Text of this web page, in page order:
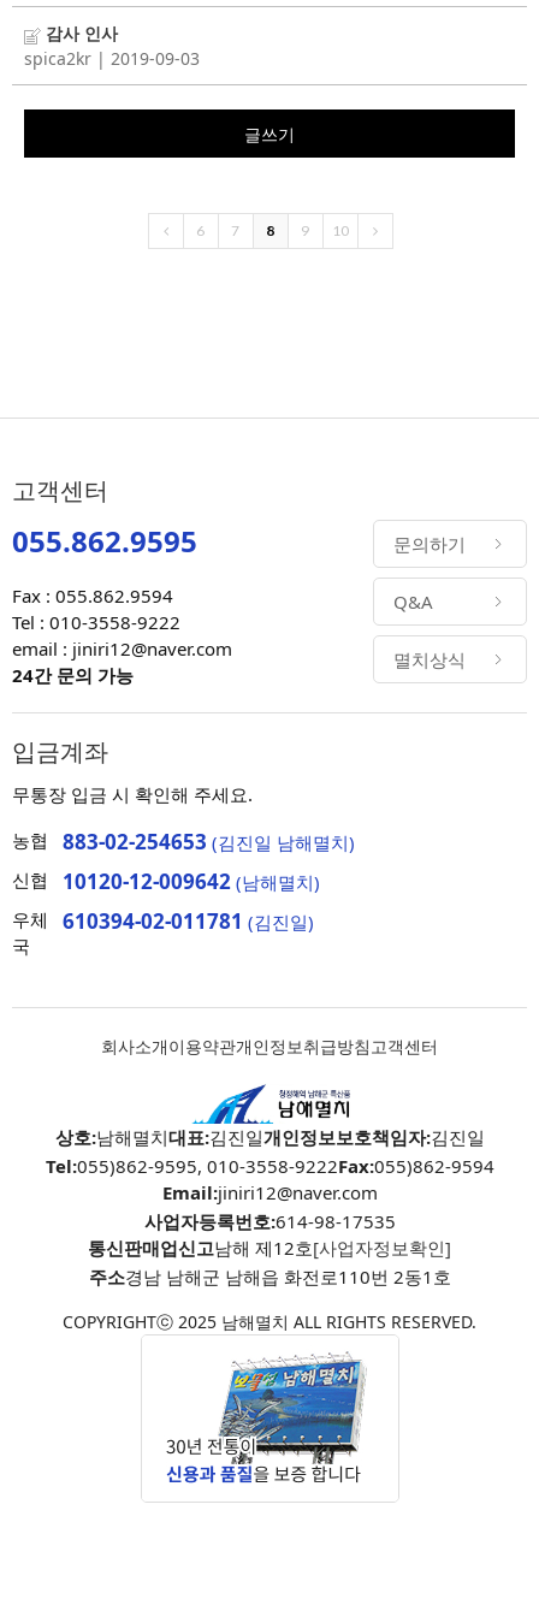
감사 인사
spica2kr | 2019-09-03
글쓰기
6 7 8 9 10
고객센터
055.862.9595
Fax : 055.862.9594
Tel : 010-3558-9222
email : jiniri12@naver.com
24간 문의 가능
문의하기
Q&A
멸치상식
입금계좌
무통장 입금 시 확인해 주세요.
농협
883-02-254653 (김진일 남해멸치)
신협
10120-12-009642 (남해멸치)
우체
국
610394-02-011781 (김진일)
회사소개이용약관개인정보취급방침고객센터
상호:남해멸치대표:김진일개인정보보호책임자:김진일
Tel:055)862-9595, 010-3558-9222Fax:055)862-9594
Email:jiniri12@naver.com
사업자등록번호:614-98-17535
통신판매업신고남해 제12호[사업자정보확인]
주소경남 남해군 남해읍 화전로110번 2동1호
COPYRIGHTⓒ 2025 남해멸치 ALL RIGHTS RESERVED.